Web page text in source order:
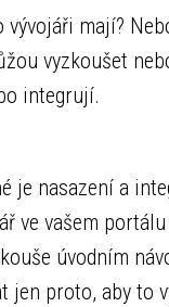
mají?
vyzkoušet
integrují.
je nasazení a
ve vašem
úvodním
jen proto, aby to